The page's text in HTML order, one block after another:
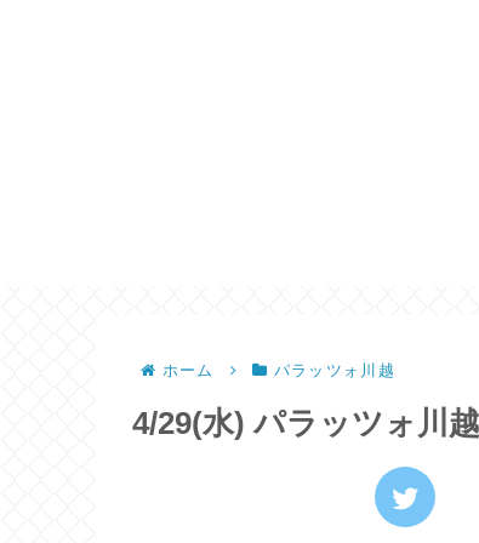
ホーム パラッツォ川越
4/29(水) パラッツォ川